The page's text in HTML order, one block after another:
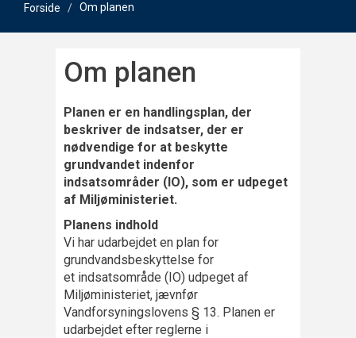
Forside
/ Om planen
Om planen
Planen er en handlingsplan, der
beskriver de indsatser, der er
nødvendige for at beskytte
grundvandet indenfor
indsatsområder (IO), som er udpeget
af Miljøministeriet.
Planens indhold
Vi har udarbejdet en plan for
grundvandsbeskyttelse for
et indsatsområde (IO) udpeget af
Miljøministeriet, jævnfør
Vandforsyningslovens § 13. Planen er
udarbejdet efter reglerne i